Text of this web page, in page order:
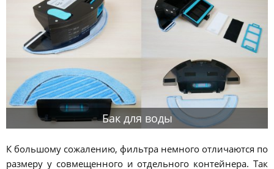
Бак для воды
К большому сожалению, фильтра немного отличаются по
размеру у совмещенного и отдельного контейнера. Так